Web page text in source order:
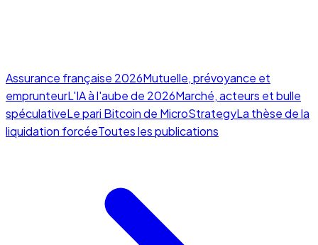
Assurance française 2026Mutuelle, prévoyance et
emprunteurL'IA à l'aube de 2026Marché, acteurs et bulle
spéculativeLe pari Bitcoin de MicroStrategyLa thèse de la
liquidation forcéeToutes les publications